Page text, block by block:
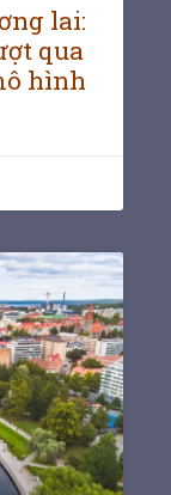
lai:
qua
hình